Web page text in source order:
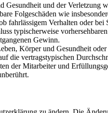
und der
Folgeschäden wie
fahrlässigem Verhalten oder
typischerweise
Gewinn.
Körper und Gesundheit
die vertragstypischen
der Mitarbeiter und